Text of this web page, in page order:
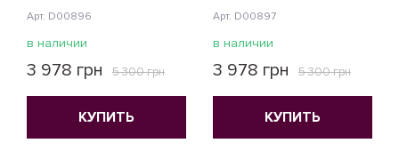
Арт. D00896
в наличии
3 978 грн 5 300 грн
КУПИТЬ
Арт. D00897
в наличии
3 978 грн 5 300 грн
КУПИТЬ